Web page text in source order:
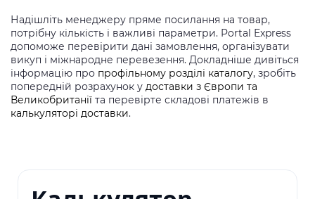
Надішліть менеджеру пряме посилання на товар,
потрібну кількість і важливі параметри. Portal Express
допоможе перевірити дані замовлення, організувати
викуп і міжнародне перевезення. Докладніше дивіться
інформацію про профільному розділі каталогу, зробіть
попередній розрахунок у доставки з Європи та
Великобританії та перевірте складові платежів в
калькуляторі доставки.